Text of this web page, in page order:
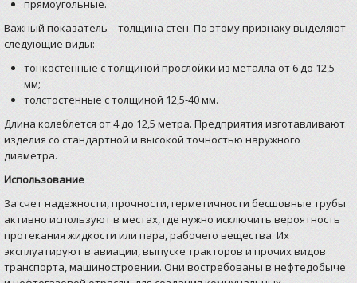
прямоугольные.
Важный показатель – толщина стен. По этому признаку выделяют
следующие виды:
тонкостенные с толщиной прослойки из металла от 6 до 12,5
мм;
толстостенные с толщиной 12,5-40 мм.
Длина колеблется от 4 до 12,5 метра. Предприятия изготавливают
изделия со стандартной и высокой точностью наружного
диаметра.
Использование
За счет надежности, прочности, герметичности бесшовные трубы
активно используют в местах, где нужно исключить вероятность
протекания жидкости или пара, рабочего вещества. Их
эксплуатируют в авиации, выпуске тракторов и прочих видов
транспорта, машиностроении. Они востребованы в нефтедобыче